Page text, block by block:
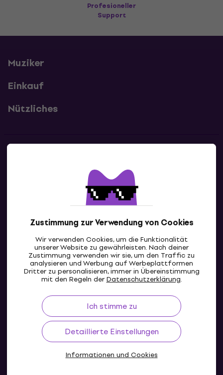
Zustimmung zur Verwendung von Cookies
Wir verwenden Cookies, um die Funktionalität
unserer Website zu gewährleisten. Nach deiner
Zustimmung verwenden wir sie, um den Traffic zu
analysieren und Werbung auf Werbeplattformen
Dritter zu personalisieren, immer in Übereinstimmung
mit den Regeln derDatenschutzerklärung.
Ich stimme zu
Detaillierte Einstellungen
Informationen und Cookies
Profesioneller
Support
Muziker
Einkauf
Nützliches
Kontaktiere uns
CH